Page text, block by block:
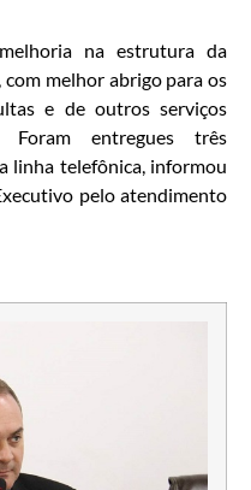
na estrutura da
com melhor abrigo para os
e de outros serviços
Foram entregues três
linha telefônica, informou
pelo atendimento